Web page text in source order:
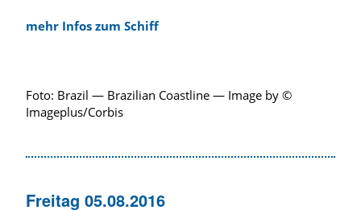
mehr Infos zum Schiff
Foto: Brazil — Brazilian Coastline — Image by ©
Imageplus/Corbis
Freitag 05.08.2016